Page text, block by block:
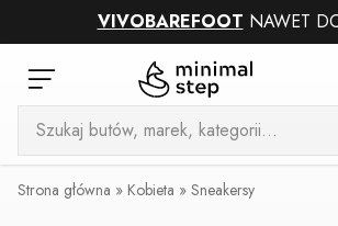
VIVOBAREFOOT NAWET
Wyszukiwarka
produktów
Strona główna » Kobieta » Sneakersy